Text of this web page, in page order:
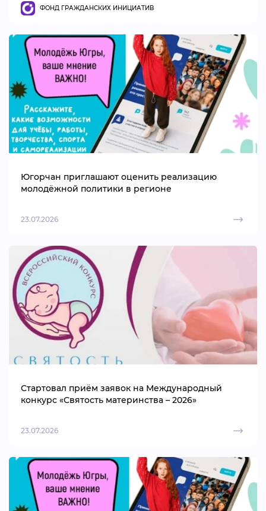
ФОНД ГРАЖДАНСКИХ ИНИЦИАТИВ
Югорчан приглашают оценить реализацию
молодёжной политики в регионе
23.07.2026
Стартовал приём заявок на Международный
конкурс «Святость материнства – 2026»
23.07.2026